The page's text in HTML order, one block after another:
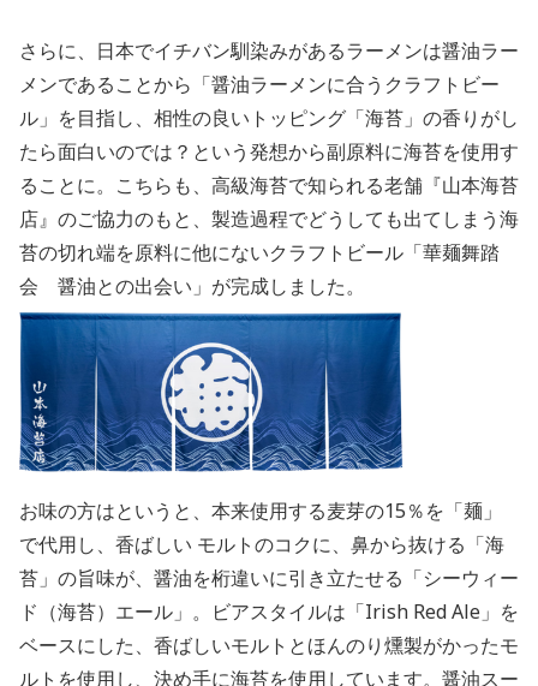
さらに、日本でイチバン馴染みがあるラーメンは醤油ラー
メンであることから「醤油ラーメンに合うクラフトビー
ル」を目指し、相性の良いトッピング「海苔」の香りがし
たら面白いのでは？という発想から副原料に海苔を使用す
ることに。こちらも、高級海苔で知られる老舗『山本海苔
店』のご協力のもと、製造過程でどうしても出てしまう海
苔の切れ端を原料に他にないクラフトビール「華麺舞踏
会 醤油との出会い」が完成しました。
お味の方はというと、本来使用する麦芽の15％を「麺」
で代用し、香ばしい モルトのコクに、鼻から抜ける「海
苔」の旨味が、醤油を桁違いに引き立たせる「シーウィー
ド（海苔）エール」。ビアスタイルは「Irish Red Ale」を
ベースにした、香ばしいモルトとほんのり燻製がかったモ
ルトを使用し、決め手に海苔を使用しています。醤油スー